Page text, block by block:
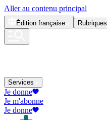
Aller au contenu principal
Édition française Rubriques
Services
Je donne
Je m'abonne
Je donne